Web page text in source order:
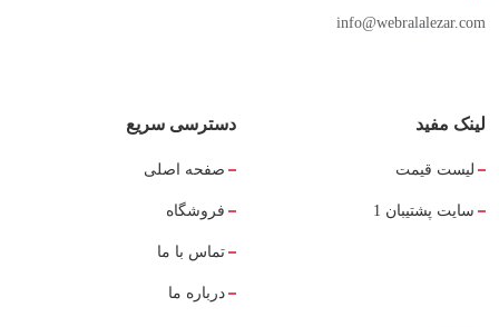
info@webralalezar.com
لینک مفید
لیست قیمت
سایت پشتیبان 1
دسترسی سریع
صفحه اصلی
فروشگاه
تماس با ما
درباره ما